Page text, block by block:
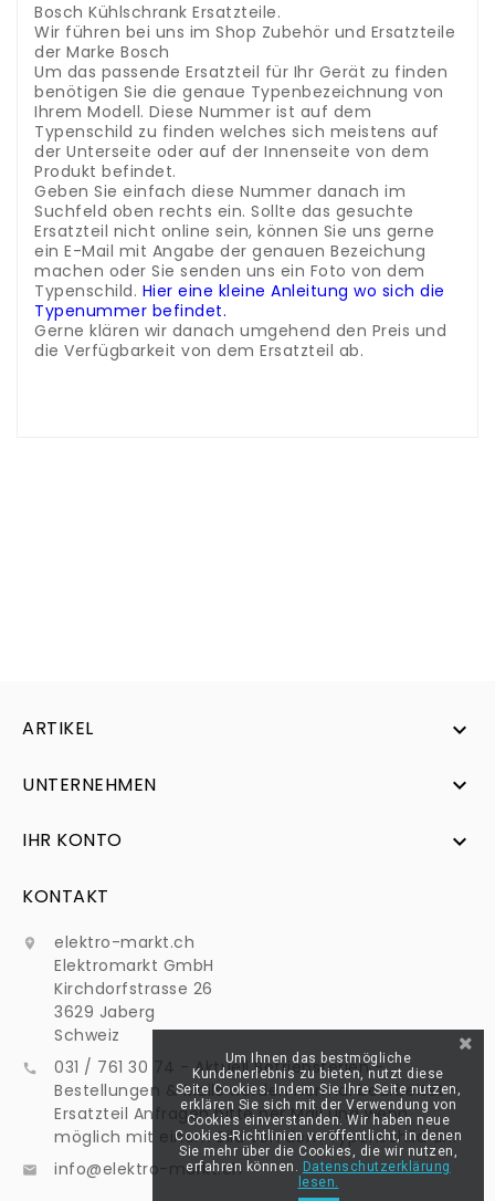
Bosch Kühlschrank Ersatzteile.
Wir führen bei uns im Shop Zubehör und Ersatzteile
der Marke Bosch
Um das passende Ersatzteil für Ihr Gerät zu finden
benötigen Sie die genaue Typenbezeichnung von
Ihrem Modell. Diese Nummer ist auf dem
Typenschild zu finden welches sich meistens auf
der Unterseite oder auf der Innenseite von dem
Produkt befindet.
Geben Sie einfach diese Nummer danach im
Suchfeld oben rechts ein. Sollte das gesuchte
Ersatzteil nicht online sein, können Sie uns gerne
ein E-Mail mit Angabe der genauen Bezeichung
machen oder Sie senden uns ein Foto von dem
Typenschild. Hier eine kleine Anleitung wo sich die
Typenummer befindet.
Gerne klären wir danach umgehend den Preis und
die Verfügbarkeit von dem Ersatzteil ab.
ARTIKEL 
UNTERNEHMEN 
IHR KONTO 
KONTAKT

elektro-markt.ch
Elektromarkt GmbH
Kirchdorfstrasse 26
3629 Jaberg
Schweiz

031 / 761 30 74 - Aktuell Betriebsferien -
Bestellungen & Mails werden normal bearbeitet -
Ersatzteil Anfragen bitte per Mail und wenn
möglich mit einem Bild von dem Typenschild an:
 info@elektro-markt.ch
Um Ihnen das bestmögliche
Kundenerlebnis zu bieten, nutzt diese
Seite Cookies. Indem Sie Ihre Seite nutzen,
erklären Sie sich mit der Verwendung von
Cookies einverstanden. Wir haben neue
Cookies-Richtlinien veröffentlicht, in denen
Sie mehr über die Cookies, die wir nutzen,
erfahren können. Datenschutzerklärung
lesen.